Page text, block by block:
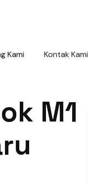
Kami Kontak Kami
M1